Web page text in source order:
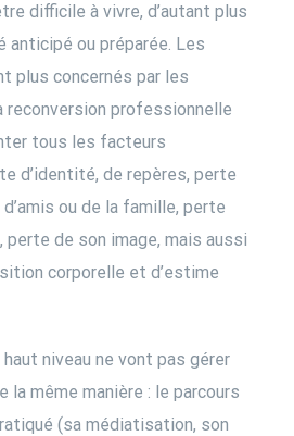
difficile à vivre, d’autant plus
anticipé ou préparée. Les
plus concernés par les
reconversion professionnelle
tous les facteurs
d’identité, de repères, perte
ou de la famille, perte
perte de son image, mais aussi
corporelle et d’estime
niveau ne vont pas gérer
la même manière : le parcours
(sa médiatisation, son